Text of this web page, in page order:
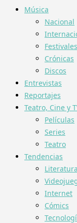
Música
Nacional
Festivales
Crónicas
Discos
Entrevistas
Reportajes
Teatro, Cine y
Películas
Series
Teatro
Tendencias
Literatura
Internet
Cómics